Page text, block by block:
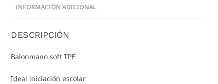
INFORMACIÓN ADICIONAL
DESCRIPCIÓN
Balonmano soft TPE
Ideal iniciación escolar